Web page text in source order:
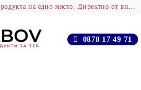
Крабов - Над 100 000 продукта на едно място. Директно от вносителя!
0878 17 49 71